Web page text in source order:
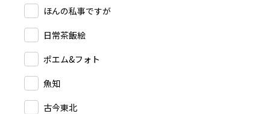
ほんの私事ですが
日常茶飯絵
ポエム&フォト
魚知
古今東北